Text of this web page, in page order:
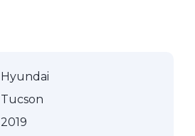
Hyundai
Tucson
2019